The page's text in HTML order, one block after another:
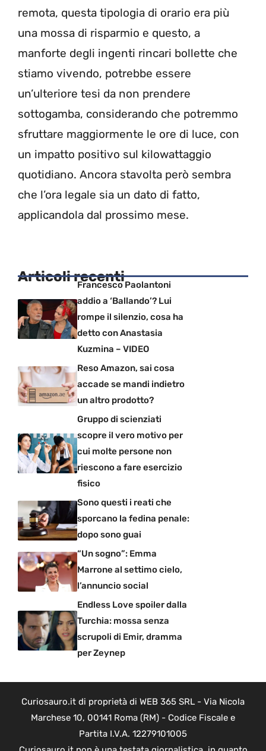
remota, questa tipologia di orario era più
una mossa di risparmio e questo, a
manforte degli ingenti rincari bollette che
stiamo vivendo, potrebbe essere
un’ulteriore tesi da non prendere
sottogamba, considerando che potremmo
sfruttare maggiormente le ore di luce, con
un impatto positivo sul kilowattaggio
quotidiano. Ancora stavolta però sembra
che l’ora legale sia un dato di fatto,
applicandola dal prossimo mese.
Articoli recentiFrancesco Paolantoni
addio a ‘Ballando’? Lui
rompe il silenzio, cosa ha
detto con Anastasia
Kuzmina – VIDEO
Reso Amazon, sai cosa
accade se mandi indietro
un altro prodotto?
Gruppo di scienziati
scopre il vero motivo per
cui molte persone non
riescono a fare esercizio
fisico
Sono questi i reati che
sporcano la fedina penale:
dopo sono guai
“Un sogno”: Emma
Marrone al settimo cielo,
l’annuncio social
Endless Love spoiler dalla
Turchia: mossa senza
scrupoli di Emir, dramma
per Zeynep
Curiosauro.it di proprietà di WEB 365 SRL - Via Nicola
Marchese 10, 00141 Roma (RM) - Codice Fiscale e
Partita I.V.A. 12279101005